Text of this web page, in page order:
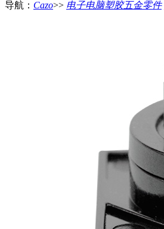
导航： Cazo>> 电子电脑塑胶五金零件